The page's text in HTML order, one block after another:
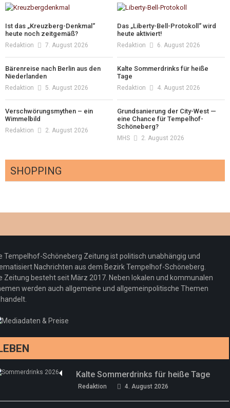
Ist das „Kreuzberg-Denkmal“
heute noch zeitgemäß?
Redaktion 7. August 2026
Das „Liberty-Bell-Protokoll“ wird
heute aktiviert!
Redaktion 6. August 2026
Bärenreise nach Berlin aus den
Niederlanden
Redaktion 5. August 2026
Kalte Sommerdrinks für heiße
Tage
Redaktion 4. August 2026
Verschwörungsmythen – ein
Wimmelbild
Redaktion 2. August 2026
Grundsanierung der City-West —
eine Chance für Tempelhof-
Schöneberg?
MHS 2. August 2026
SHOPPING
Redaktion 23. Juli 2026
Pepe Jeans London mit Summer Sale und
neuer Kollektion
Redaktion 19. Juli 2026
Woher kommt der Honig? – Neue EU-
Regeln gelten 14. Juni
drei neue Specials zur Fußball-WM
Tempelhof-Schöneberg Zeitung ist politisch unabhängig und
Nachrichten aus dem Bezirk Tempelhof-Schöneberg.
Zeitung besteht seit März 2017. Neben lokalen und kommunalen
werden auch allgemeine und allgemeinpolitische Themen
Kalte Sommerdrinks für heiße Tage
Redaktion 4. August 2026